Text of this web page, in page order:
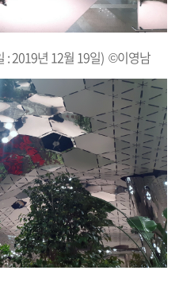
: 2019년 12월 19일) ©이영남